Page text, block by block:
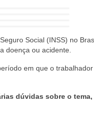
Social (INSS) no
doença ou acidente.
em que o
dúvidas sobre o